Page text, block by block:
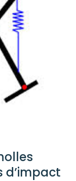
d’impact